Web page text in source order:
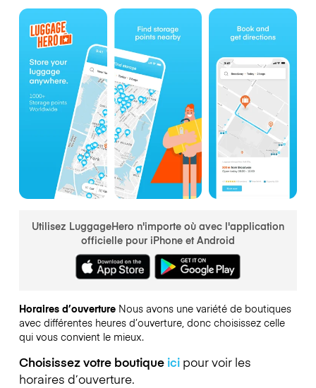
Utilisez LuggageHero n'importe où avec l'application
officielle pour iPhone et Android
Horaires d’ouverture Nous avons une variété de boutiques
avec différentes heures d’ouverture, donc choisissez celle
qui vous convient le mieux.
Choisissez votre boutique icipour voir les
horaires d’ouverture.